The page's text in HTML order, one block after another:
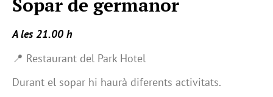
Sopar de germanor
A les 21.00 h
📍 Restaurant del Park Hotel
Durant el sopar hi haurà diferents activitats.